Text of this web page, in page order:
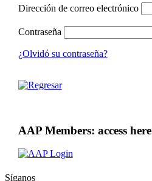
Dirección de correo electrónico
Contraseña
¿Olvidó su contraseña?
AAP Members: access here
Síganos